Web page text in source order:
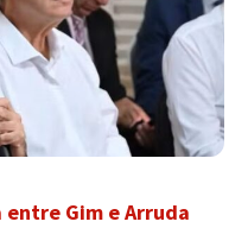
Gim e Arruda